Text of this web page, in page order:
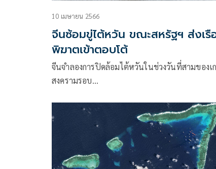
10 เมษายน 2566
จีนซ้อมขู่ไต้หวัน ขณะสหรัฐฯ ส่งเรื
พิฆาตเข้าตอบโต้
จีนจำลองการปิดล้อมไต้หวันในช่วงวันที่สามของเ
สงครามรอบ…